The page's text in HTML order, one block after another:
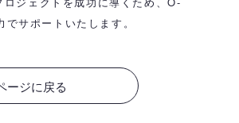
サポートいたします。
ージに戻る